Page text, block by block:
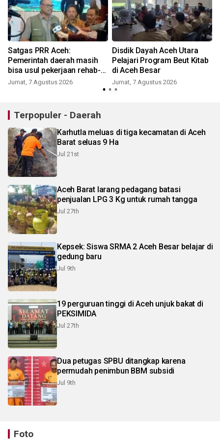
Satgas PRR Aceh:
Pemerintah daerah masih
bisa usul pekerjaan rehab-
rekon masuk Inpres
Jumat, 7 Agustus 2026
Disdik Dayah Aceh Utara
Pelajari Program Beut Kitab
di Aceh Besar
Jumat, 7 Agustus 2026
Terpopuler - Daerah
Karhutla meluas di tiga kecamatan di Aceh
Barat seluas 9 Ha
Jul 21st
Aceh Barat larang pedagang batasi
penjualan LPG 3 Kg untuk rumah tangga
Jul 27th
Kepsek: Siswa SRMA 2 Aceh Besar belajar di
gedung baru
Jul 9th
19 perguruan tinggi di Aceh unjuk bakat di
PEKSIMIDA
Jul 27th
Dua petugas SPBU ditangkap karena
permudah penimbun BBM subsidi
Jul 9th
Foto